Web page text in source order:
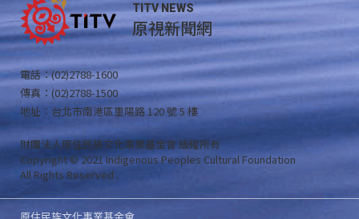
TITV NEWS
原視新聞網
電話：(02)2788-1600
傳真：(02)2788-1500
地址：台北市南港區重陽路 120 號 5 樓
財團法人原住民族文化事業基金會 版權所有
Copyright © 2021 Indigenous Peoples Cultural Foundation
All Rights Reserved .